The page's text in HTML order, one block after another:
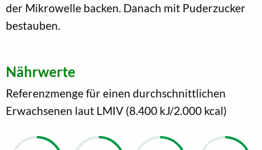
der Mikrowelle backen. Danach mit Puderzucker
bestauben.
Nährwerte
Referenzmenge für einen durchschnittlichen
Erwachsenen laut LMIV (8.400 kJ/2.000 kcal)